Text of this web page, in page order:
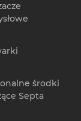
środki
Septa